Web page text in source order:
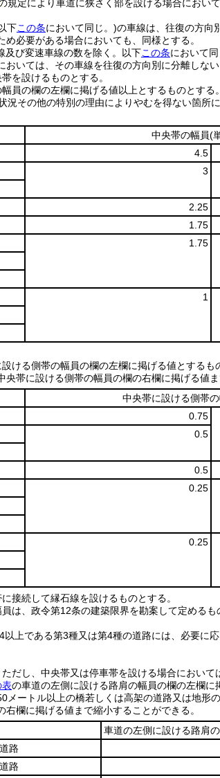
規定により車道に狭さく部を設ける場合におい
下この条において同じ。)の車線は、往復の方向
必要がある場合においても、同様とする。
及び変速車線の数を除く。以下この条において
いては、その車線を往復の方向別に分離しない
を設けるものとする。
員の欄の左欄に掲げる値以上とするものとする。
その他の特別の理由によりやむを得ない箇所に
中央帯の幅員(
4.5
3
2.25
1.75
1.75
1
ける側帯の幅員の欄の左欄に掲げる値とするも
央帯に設ける側帯の幅員の欄の右欄に掲げる値ま
中央帯に設ける側帯
0.75
0.5
0.5
0.25
0.25
接続して縁石線を設けるものとする。
は、政令第12条の建築限界を勘案して定めるも
以上である第3種又は第4種の道路には、必要に
ただし、中央帯又は停車帯を設ける場合において
表の車道の左側に設ける路肩の幅員の欄の左欄に
ートル以上の橋若しくは高架の道路又は地形
欄に掲げる値まで縮小することができる。
車道の左側に設ける路肩
路
路